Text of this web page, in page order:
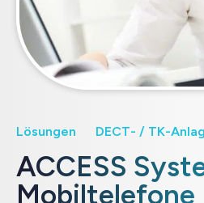
Lösungen DECT- / TK-
ACCESS
Mobiltelefone